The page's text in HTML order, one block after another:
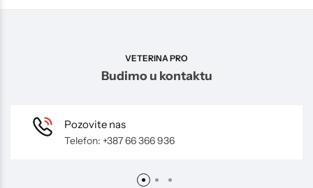
VETERINA PRO
Budimo u kontaktu
Pozovite nas
Telefon: +387 66 366 936